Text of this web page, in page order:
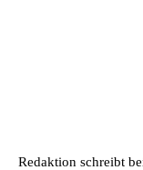
Redaktion schreibt